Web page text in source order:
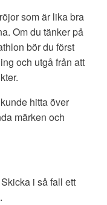
som är lika bra
Om du tänker på
bör du först
och utgå från att
hitta över
märken och
i så fall ett